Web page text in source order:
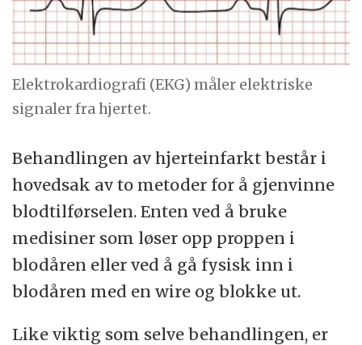
Elektrokardiografi (EKG) måler elektriske
signaler fra hjertet.
Behandlingen av hjerteinfarkt består i
hovedsak av to metoder for å gjenvinne
blodtilførselen. Enten ved å bruke
medisiner som løser opp proppen i
blodåren eller ved å gå fysisk inn i
blodåren med en wire og blokke ut.
Like viktig som selve behandlingen, er